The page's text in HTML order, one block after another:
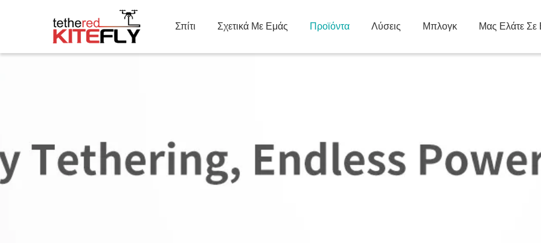
Σπίτι Σχετικά Με Εμάς Προϊόντα Λύσεις Μπλογκ Μας Ελάτε